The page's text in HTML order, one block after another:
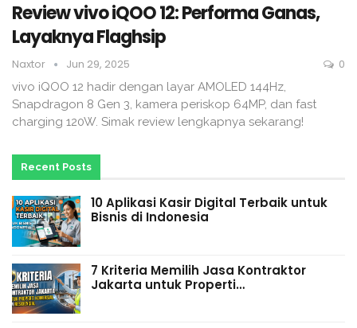
Review vivo iQOO 12: Performa Ganas,
Layaknya Flaghsip
Naxtor Jun 29, 2025 0
vivo iQOO 12 hadir dengan layar AMOLED 144Hz,
Snapdragon 8 Gen 3, kamera periskop 64MP, dan fast
charging 120W. Simak review lengkapnya sekarang!
Recent Posts
10 Aplikasi Kasir Digital Terbaik untuk
Bisnis di Indonesia
7 Kriteria Memilih Jasa Kontraktor
Jakarta untuk Properti…